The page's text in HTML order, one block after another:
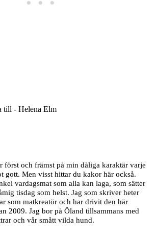
först och främst på min dåliga karaktär varje
gott. Men visst hittar du kakor här också.
vardagsmat som alla kan laga, som sätter
tisdag som helst. Jag som skriver heter
som matkreatör och har drivit den här
2009. Jag bor på Öland tillsammans med
och vår smått vilda hund.